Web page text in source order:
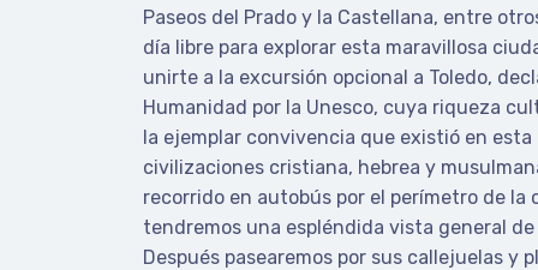
Paseos del Prado y la Castellana, entre
día libre para explorar esta maravillosa
unirte a la excursión opcional a Toledo,
Humanidad por la Unesco, cuya riqueza
la ejemplar convivencia que existió en
civilizaciones cristiana, hebrea y
recorrido en autobús por el perímetro de la
tendremos una espléndida vista general
Después pasearemos por sus callejuelas y